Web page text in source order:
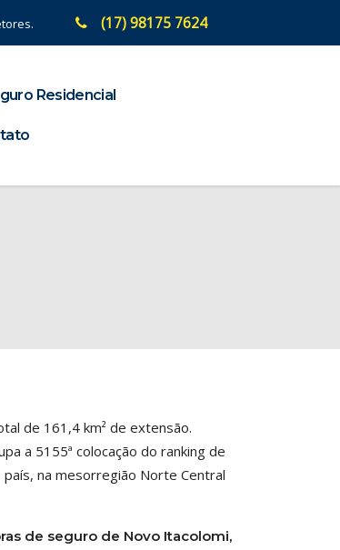
(17) 98175 7624
Residencial
de 161,4 km² de extensão.
a 5155ª colocação do ranking de
na mesorregião Norte Central
de seguro de Novo Itacolomi,